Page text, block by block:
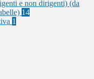
e non dirigenti) (da
14
1